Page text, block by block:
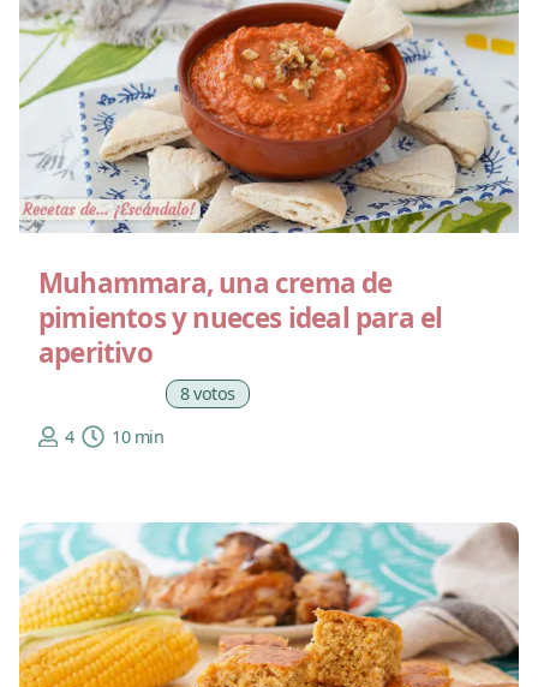
Muhammara, una crema de
pimientos y nueces ideal para el
aperitivo
8 votos
4
10 min